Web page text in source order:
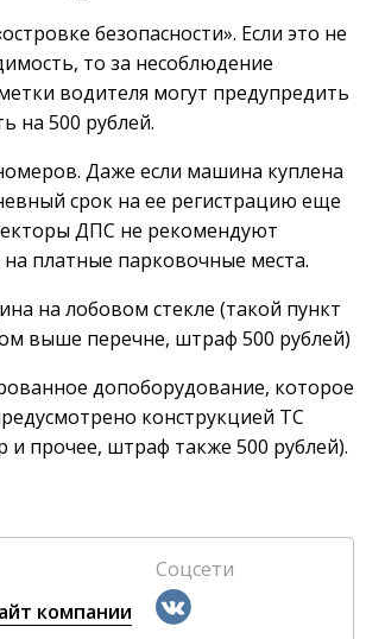
безопасности». Если это не
то за несоблюдение
водителя могут предупредить
на 500 рублей.
Даже если машина куплена
срок на ее регистрацию еще
ДПС не рекомендуют
платные парковочные места.
на лобовом стекле (такой пункт
выше перечне, штраф 500 рублей)
допоборудование, которое
конструкцией ТС
и прочее, штраф также 500 рублей).
компании
Соцсети